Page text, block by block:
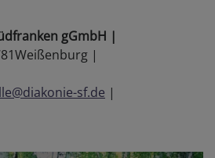
gGmbH |
|
sf.de |